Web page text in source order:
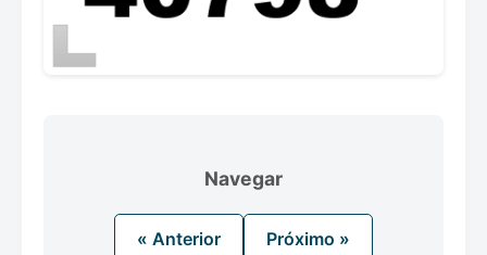
Navegar
« Anterior Próximo »